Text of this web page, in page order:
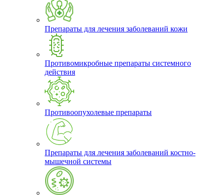
Препараты для лечения заболеваний кожи
Противомикробные препараты системного
действия
Противоопухолевые препараты
Препараты для лечения заболеваний костно-
мышечной системы